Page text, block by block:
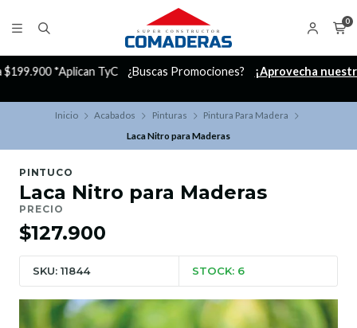
0
¿Buscas Promociones? ¡Aprovecha nuestros Descuentazos!
Inicio Acabados Pinturas
Pintura Para Madera
Laca Nitro para Maderas
PINTUCO
Laca Nitro para Maderas
PRECIO
$127.900
SKU: 11844 STOCK: 6